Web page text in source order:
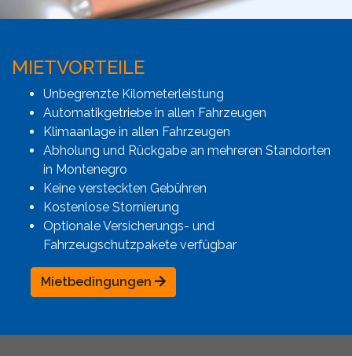
MIETVORTEILE
Unbegrenzte Kilometerleistung
Automatikgetriebe in allen Fahrzeugen
Klimaanlage in allen Fahrzeugen
Abholung und Rückgabe an mehreren Standorten
in Montenegro
Keine versteckten Gebühren
Kostenlose Stornierung
Optionale Versicherungs- und
Fahrzeugschutzpakete verfügbar
Mietbedingungen